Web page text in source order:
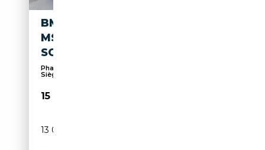
BMW 325 325D COUPE
MSPORT AUTOMATICO 450CV
SCARICO
Phares au Xénon, Feux anti-brouillard, ABS,
Sièges...
15 900€
13 000 km